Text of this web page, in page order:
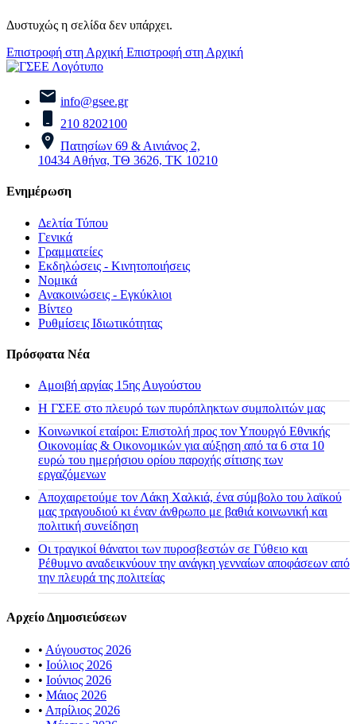
Δυστυχώς η σελίδα δεν υπάρχει.
Επιστροφή στη Αρχική Επιστροφή στη Αρχική
info@gsee.gr
210 8202100
Πατησίων 69 & Αινιάνος 2,
10434 Αθήνα, ΤΘ 3626, ΤΚ 10210
Ενημέρωση
Δελτία Τύπου
Γενικά
Γραμματείες
Εκδηλώσεις - Κινητοποιήσεις
Νομικά
Ανακοινώσεις - Εγκύκλιοι
Βίντεο
Ρυθμίσεις Ιδιωτικότητας
Πρόσφατα Νέα
Αμοιβή αργίας 15ης Αυγούστου
H ΓΣΕΕ στο πλευρό των πυρόπληκτων συμπολιτών μας
Κοινωνικοί εταίροι: Επιστολή προς τον Υπουργό Εθνικής
Οικονομίας & Οικονομικών για αύξηση από τα 6 στα 10
ευρώ του ημερήσιου ορίου παροχής σίτισης των
εργαζόμενων
Αποχαιρετούμε τον Λάκη Χαλκιά, ένα σύμβολο του λαϊκού
μας τραγουδιού κι έναν άνθρωπο με βαθιά κοινωνική και
πολιτική συνείδηση
Οι τραγικοί θάνατοι των πυροσβεστών σε Γύθειο και
Ρέθυμνο αναδεικνύουν την ανάγκη γενναίων αποφάσεων από
την πλευρά της πολιτείας
Αρχείο Δημοσιεύσεων
• Αύγουστος 2026
• Ιούλιος 2026
• Ιούνιος 2026
• Μάιος 2026
• Απρίλιος 2026